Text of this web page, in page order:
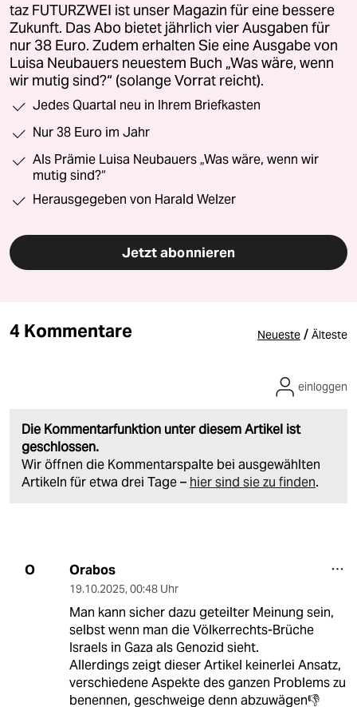
taz FUTURZWEI ist unser Magazin für eine bessere
Zukunft. Das Abo bietet jährlich vier Ausgaben für
nur 38 Euro. Zudem erhalten Sie eine Ausgabe von
Luisa Neubauers neuestem Buch „Was wäre, wenn
wir mutig sind?“ (solange Vorrat reicht).
Jedes Quartal neu in Ihrem Briefkasten
Nur 38 Euro im Jahr
Als Prämie Luisa Neubauers „Was wäre, wenn wir
mutig sind?“
Herausgegeben von Harald Welzer
Jetzt abonnieren
4 Kommentare Neueste / Älteste
Die Kommentarfunktion unter diesem Artikel ist
geschlossen.
Wir öffnen die Kommentarspalte bei ausgewählten
Artikeln für etwa drei Tage – hier sind sie zu finden.
einloggen
O Orabos
19.10.2025, 00:48 Uhr
Man kann sicher dazu geteilter Meinung sein,
selbst wenn man die Völkerrechts-Brüche
Israels in Gaza als Genozid sieht.
Allerdings zeigt dieser Artikel keinerlei Ansatz,
verschiedene Aspekte des ganzen Problems zu
benennen, geschweige denn abzuwägen👎